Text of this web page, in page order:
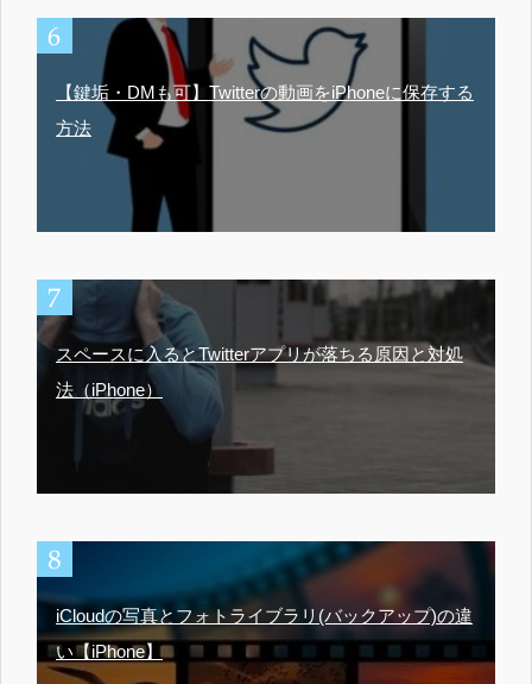
【鍵垢・DMも可】Twitterの動画をiPhoneに保存する
方法
スペースに入るとTwitterアプリが落ちる原因と対処
法（iPhone）
iCloudの写真とフォトライブラリ(バックアップ)の違
い【iPhone】